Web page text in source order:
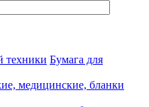
Бумага для